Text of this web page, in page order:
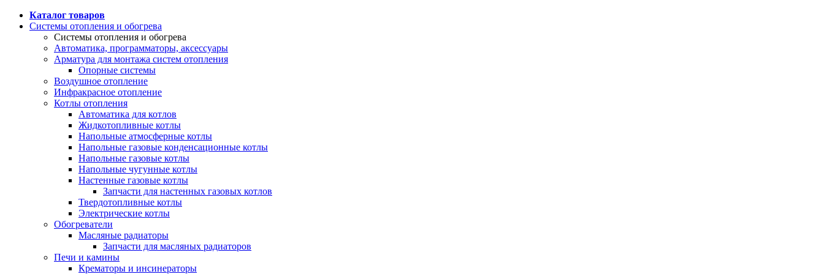
Каталог товаров
Системы отопления и обогрева
Системы отопления и обогрева
Автоматика, программаторы, аксессуары
Арматура для монтажа систем отопления
Опорные системы
Воздушное отопление
Инфракрасное отопление
Котлы отопления
Автоматика для котлов
Жидкотопливные котлы
Напольные атмосферные котлы
Напольные газовые конденсационные котлы
Напольные газовые котлы
Напольные чугунные котлы
Настенные газовые котлы
Запчасти для настенных газовых котлов
Твердотопливные котлы
Электрические котлы
Обогреватели
Масляные радиаторы
Запчасти для масляных радиаторов
Печи и камины
Крематоры и инсинераторы